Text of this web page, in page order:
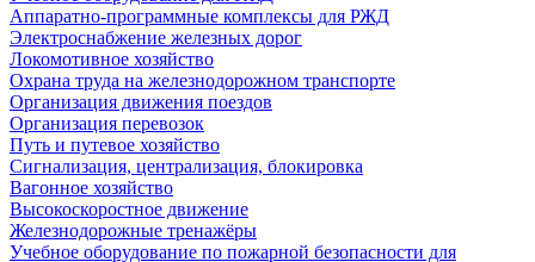
Аппаратно-программные комплексы для РЖД
Электроснабжение железных дорог
Локомотивное хозяйство
Охрана труда на железнодорожном транспорте
Организация движения поездов
Организация перевозок
Путь и путевое хозяйство
Сигнализация, централизация, блокировка
Вагонное хозяйство
Высокоскоростное движение
Железнодорожные тренажёры
Учебное оборудование по пожарной безопасности для